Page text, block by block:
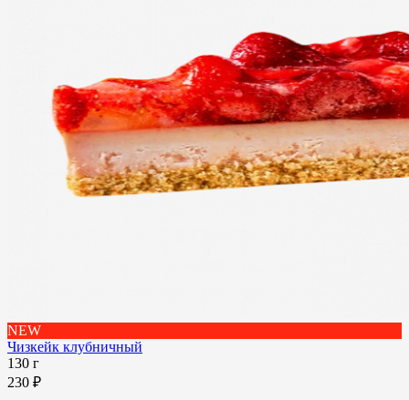
NEW
Чизкейк клубничный
130 г
230 ₽